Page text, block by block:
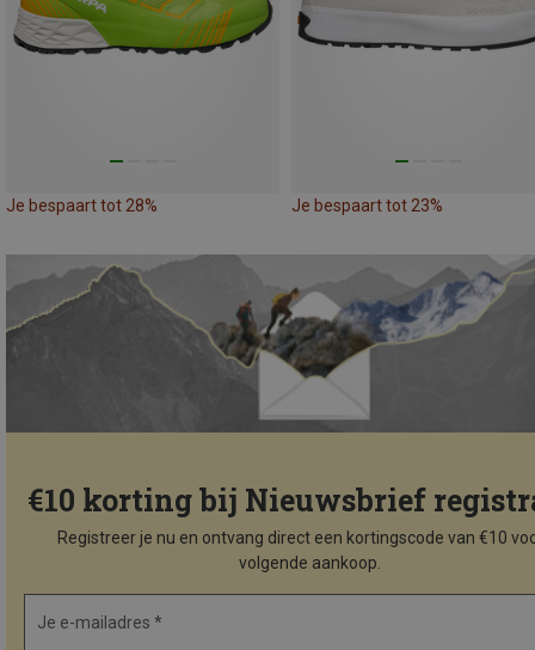
Je bespaart tot 28% Je bespaart tot 23%
€10 korting bij Nieuwsbrief
Registreer je nu en ontvang direct een kortingscode van €10
volgende aankoop.
Je e-mailadres *